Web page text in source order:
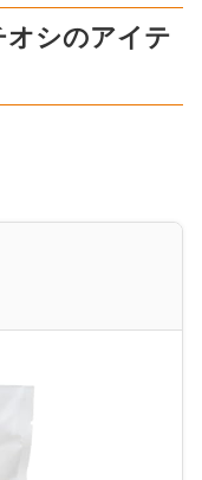
オシのアイテ